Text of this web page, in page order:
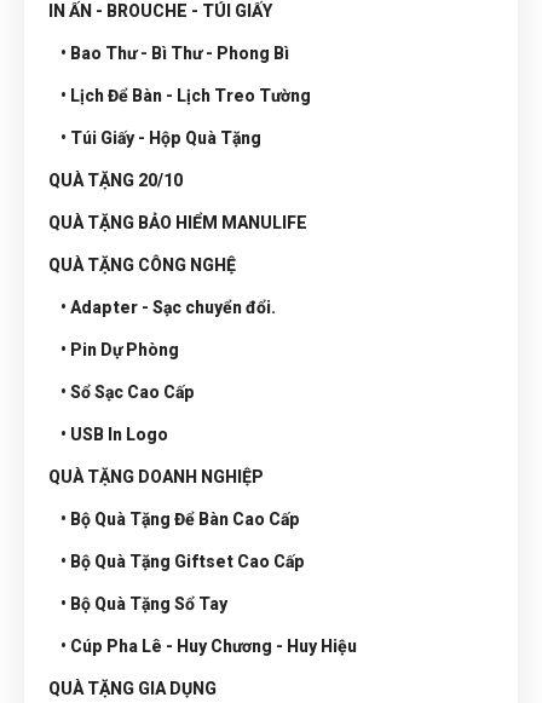
IN ẤN - BROUCHE - TÚI GIẤY
• Bao Thư - Bì Thư - Phong Bì
• Lịch Để Bàn - Lịch Treo Tường
• Túi Giấy - Hộp Quà Tặng
QUÀ TẶNG 20/10
QUÀ TẶNG BẢO HIỂM MANULIFE
QUÀ TẶNG CÔNG NGHỆ
• Adapter - Sạc chuyển đổi.
• Pin Dự Phòng
• Sổ Sạc Cao Cấp
• USB In Logo
QUÀ TẶNG DOANH NGHIỆP
• Bộ Quà Tặng Để Bàn Cao Cấp
• Bộ Quà Tặng Giftset Cao Cấp
• Bộ Quà Tặng Sổ Tay
• Cúp Pha Lê - Huy Chương - Huy Hiệu
QUÀ TẶNG GIA DỤNG